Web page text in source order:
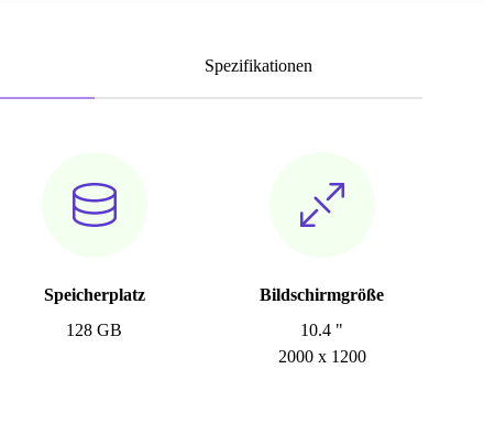
Spezifikationen
Speicherplatz
128 GB
Bildschirmgröße
10.4 "
2000 x 1200